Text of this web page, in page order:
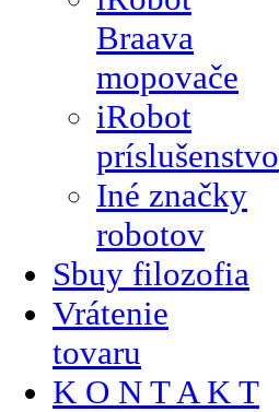
Braava
mopovače
iRobot
príslušenstvo
Iné značky
robotov
Sbuy filozofia
Vrátenie
tovaru
K O N T A K T